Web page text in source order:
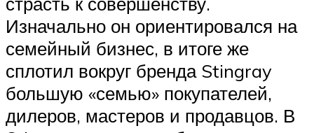
Изначально он ориентировался на
семейный бизнес, в итоге же
сплотил вокруг бренда Stingray
большую «семью» покупателей,
дилеров, мастеров и продавцов. В